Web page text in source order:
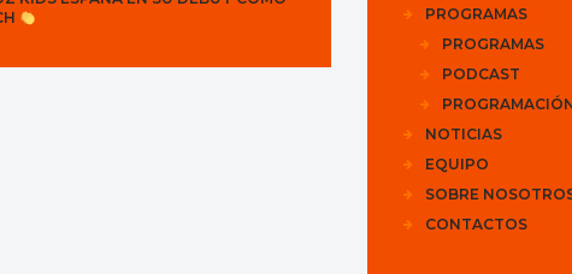
PROGRAMAS
PROGRAMAS
PODCAST
NOTICIAS
EQUIPO
SOBRE
CONTACTOS